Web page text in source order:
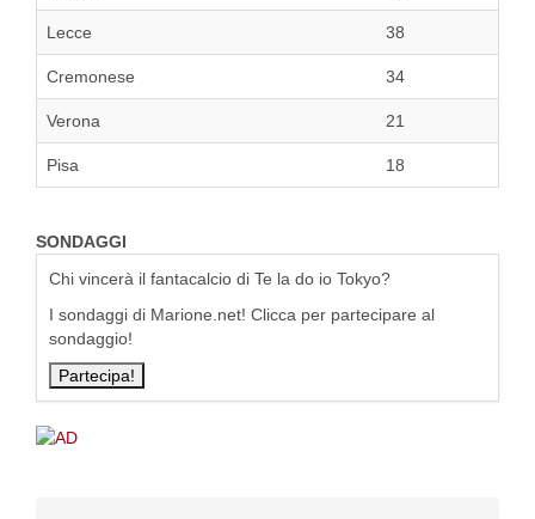
Lecce 38
Cremonese 34
Verona 21
Pisa 18
SONDAGGI
Chi vincerà il fantacalcio di Te la do io Tokyo?
I sondaggi di Marione.net! Clicca per partecipare al
sondaggio!